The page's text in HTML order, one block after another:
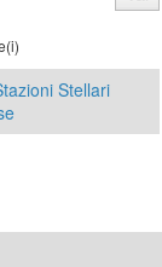
Stellari